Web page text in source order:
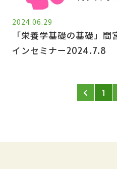
2024.06.29
「栄養学基礎の基礎」
インセミナー2024.7.8
1